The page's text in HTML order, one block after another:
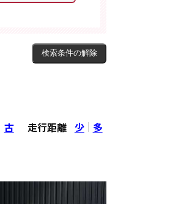
古 走行距離 少 多